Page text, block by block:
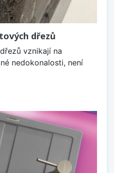
dřezů
vznikají na
nedokonalosti, není